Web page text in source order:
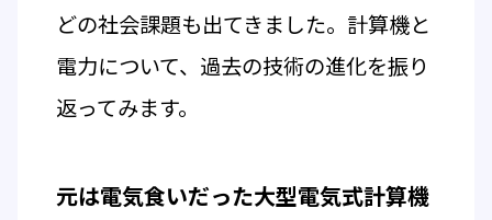
どの社会課題も出てきました。計算機と
電力について、過去の技術の進化を振り
返ってみます。
元は電気食いだった大型電気式計算機